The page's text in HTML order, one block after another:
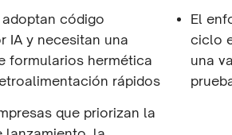
adoptan código
IA y necesitan una
formularios hermética
rápidos
que priorizan la
El
ciclo
una